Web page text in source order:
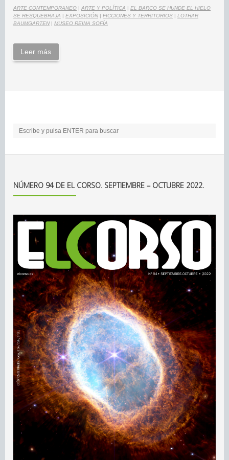
ARTE CONTEMPORANEO | ARTE Y POLÍTICA | EL BARCO SE HUNDE EL HIELO
SE RESQUEBRAJA | EXPOSICIÓN | FICCIONES Y TERRITORIOS | LOTHAR
BAUMGARTEN | MUSEO REINA SOFÍA
Leer más
NÚMERO 94 DE EL CORSO. SEPTIEMBRE – OCTUBRE 2022.